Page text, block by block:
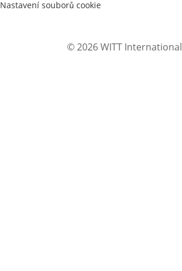
Nastavení souborů cookie
© 2026 WITT International